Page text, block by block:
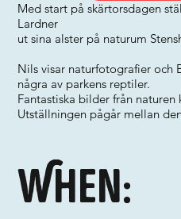
Med start på skärtorsdagen
Lardner
ut sina alster på naturum
Nils visar naturfotografier och
några av parkens reptiler.
Fantastiska bilder från naturen
Utställningen pågår mellan
When: